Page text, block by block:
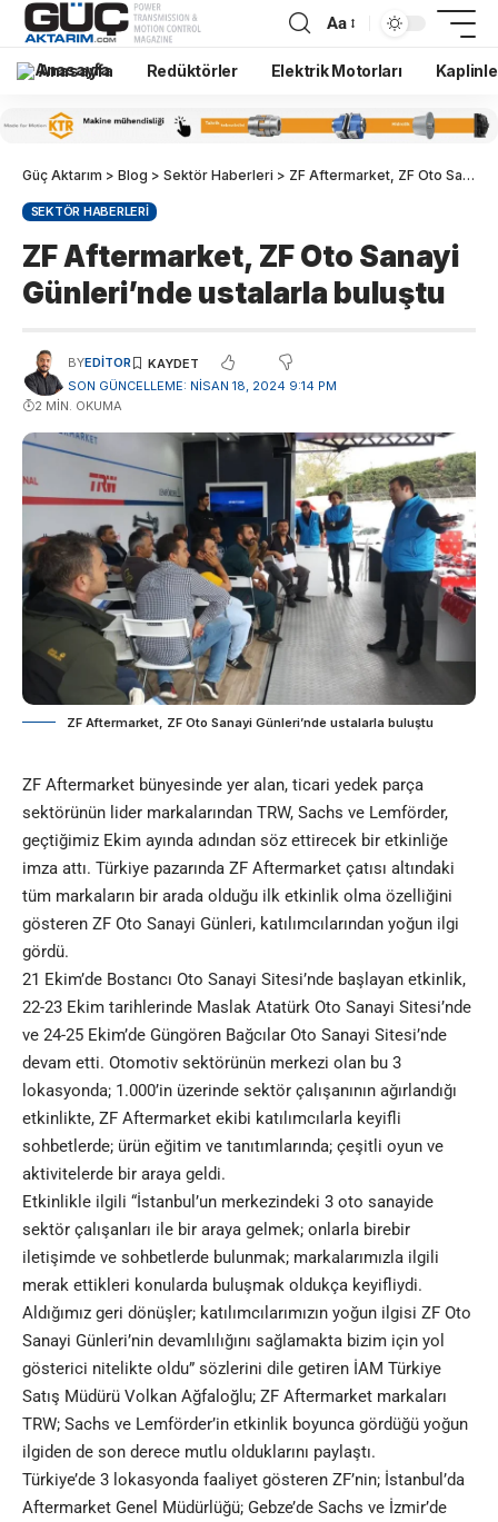
Aa
Anasayfa Redüktörler Elektrik Motorları
Güç Aktarım > Blog > Sektör Haberleri > ZF Aftermarket, ZF Oto Sanayi Günleri’nde ustalarla buluştu
SEKTÖR HABERLERI
ZF Aftermarket, ZF Oto Sanayi
Günleri’nde ustalarla buluştu
SON GÜNCELLEME: NISAN 18, 2024 9:14 PM
BYEDITOR
2 MIN. OKUMA
ZF Aftermarket, ZF Oto Sanayi Günleri’nde ustalarla buluştu
ZF Aftermarket bünyesinde yer alan, ticari yedek parça
sektörünün lider markalarından TRW, Sachs ve Lemförder,
geçtiğimiz Ekim ayında adından söz ettirecek bir etkinliğe
imza attı. Türkiye pazarında ZF Aftermarket çatısı altındaki
tüm markaların bir arada olduğu ilk etkinlik olma özelliğini
gösteren ZF Oto Sanayi Günleri, katılımcılarından yoğun ilgi
gördü.
21 Ekim’de Bostancı Oto Sanayi Sitesi’nde başlayan etkinlik,
22-23 Ekim tarihlerinde Maslak Atatürk Oto Sanayi Sitesi’nde
ve 24-25 Ekim’de Güngören Bağcılar Oto Sanayi Sitesi’nde
devam etti. Otomotiv sektörünün merkezi olan bu 3
lokasyonda; 1.000’in üzerinde sektör çalışanının ağırlandığı
etkinlikte, ZF Aftermarket ekibi katılımcılarla keyifli
sohbetlerde; ürün eğitim ve tanıtımlarında; çeşitli oyun ve
aktivitelerde bir araya geldi.
Etkinlikle ilgili “İstanbul’un merkezindeki 3 oto sanayide
sektör çalışanları ile bir araya gelmek; onlarla birebir
iletişimde ve sohbetlerde bulunmak; markalarımızla ilgili
merak ettikleri konularda buluşmak oldukça keyifliydi.
Aldığımız geri dönüşler; katılımcılarımızın yoğun ilgisi ZF Oto
Sanayi Günleri’nin devamlılığını sağlamakta bizim için yol
gösterici nitelikte oldu” sözlerini dile getiren İAM Türkiye
Satış Müdürü Volkan Ağfaloğlu; ZF Aftermarket markaları
TRW; Sachs ve Lemförder’in etkinlik boyunca gördüğü yoğun
ilgiden de son derece mutlu olduklarını paylaştı.
Türkiye’de 3 lokasyonda faaliyet gösteren ZF’nin; İstanbul’da
Aftermarket Genel Müdürlüğü; Gebze’de Sachs ve İzmir’de